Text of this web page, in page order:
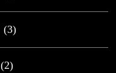
(3)
(2)